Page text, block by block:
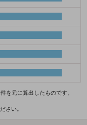
を元に算出したものです。
さい。